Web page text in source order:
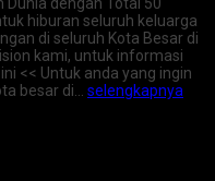
hiburan seluruh keluarga
di seluruh Kota Besar di
kami, untuk informasi
<< Untuk anda yang ingin
besar di… selengkapnya